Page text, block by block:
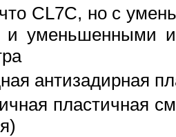
CL7C, но с
и уменьшенными
антизадирная
пластичная